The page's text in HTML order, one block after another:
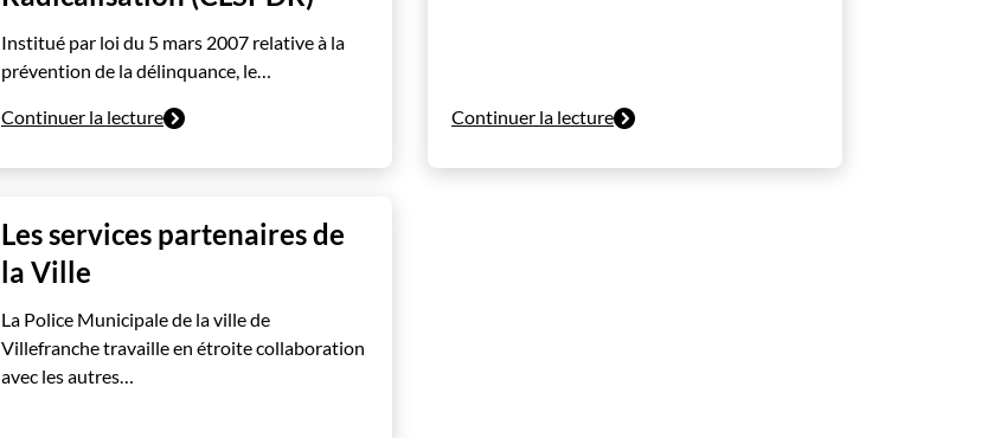
Institué par loi du 5 mars 2007 relative à la
prévention de la délinquance, le…
Continuer la lecture Continuer la lecture
Les services partenaires de
la Ville
La Police Municipale de la ville de
Villefranche travaille en étroite collaboration
avec les autres…